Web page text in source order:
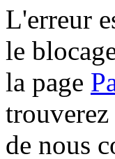
L'erreur
le
la page
de nous